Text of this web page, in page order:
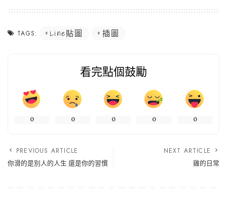
TAGS: Line貼圖 插圖
看完點個鼓勵
0 0 0 0 0
PREVIOUS ARTICLE
你滑的是別人的人生 還是你的習慣
NEXT ARTICLE
雞的日常